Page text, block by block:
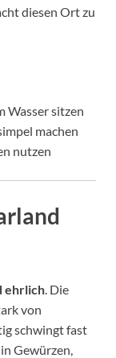
diesen Ort zu
Wasser sitzen
machen
nutzen
ehrlich. Die
von
schwingt fast
Gewürzen,